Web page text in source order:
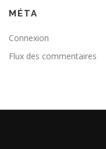
MÉTA
Connexion
Flux des commentaires